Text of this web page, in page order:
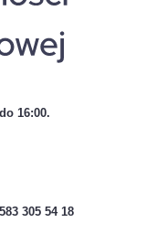
16:00.
305 54 18